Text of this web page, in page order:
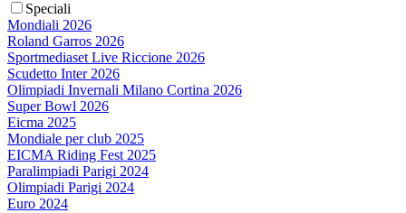
Speciali
Mondiali 2026
Roland Garros 2026
Sportmediaset Live Riccione 2026
Scudetto Inter 2026
Olimpiadi Invernali Milano Cortina 2026
Super Bowl 2026
Eicma 2025
Mondiale per club 2025
EICMA Riding Fest 2025
Paralimpiadi Parigi 2024
Olimpiadi Parigi 2024
Euro 2024